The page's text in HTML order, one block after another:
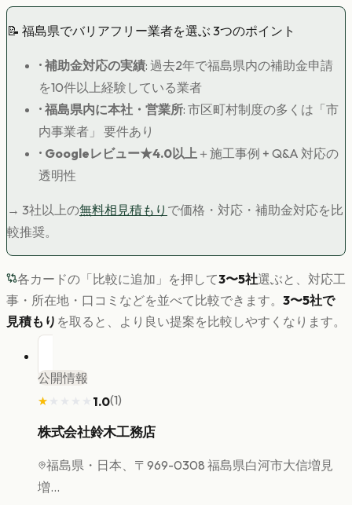
📝 福島県でバリアフリー業者を選ぶ 3つのポイント
• 補助金対応の実績: 過去2年で福島県内の補助金申請
を10件以上経験している業者
• 福島県内に本社・営業所: 市区町村制度の多くは「市
内事業者」 要件あり
• Googleレビュー★4.0以上 ＋施工事例 + Q&A 対応の
透明性
→ 3社以上の無料相見積もり で価格・対応・補助金対応を比
較推奨。
各カードの「比較に追加」を押して3〜5社選ぶと、対応工
事・所在地・口コミなどを並べて比較できます。 3〜5社で
見積もり を取ると、より良い提案を比較しやすくなります。
公開情報
★★★★★
★★★★★ 1.0(1)
株式会社鈴木工務店
福島県 ・日本、〒969-0308 福島県白河市大信増見
増...